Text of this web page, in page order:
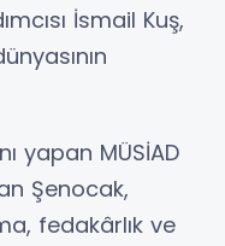
İsmail Kuş,
yapan MÜSİAD
Şenocak,
fedakârlık ve